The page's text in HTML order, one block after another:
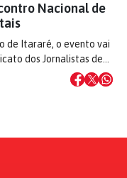
Nacional de
de Itararé, o evento vai
dos Jornalistas de…